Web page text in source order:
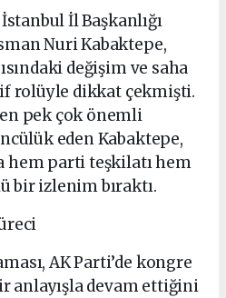
İl Başkanlığı
Nuri Kabaktepe,
değişim ve saha
rolüyle dikkat çekmişti.
pek çok önemli
eden Kabaktepe,
hem parti teşkilatı hem
bir izlenim bıraktı.
AK Parti’de kongre
anlayışla devam ettiğini